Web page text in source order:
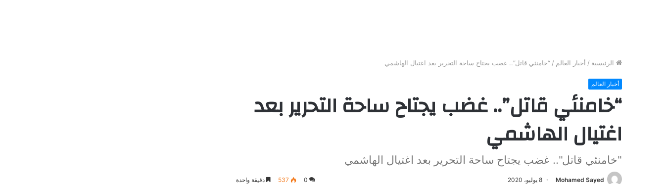
الرئيسية / أخبار العالم / “خامنئي قاتل”.. غضب يجتاح ساحة التحرير بعد اغتيال الهاشمي
أخبار العالم
“خامنئي قاتل”.. غضب يجتاح ساحة التحرير بعد
اغتيال الهاشمي
"خامنئي قاتل".. غضب يجتاح ساحة التحرير بعد اغتيال الهاشمي
Mohamed Sayed 8 يوليو، 2020 0
537 دقيقة واحدة